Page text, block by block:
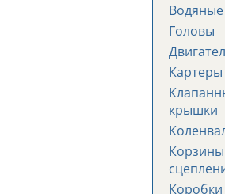
Головы
Картеры
крышки
Корзины